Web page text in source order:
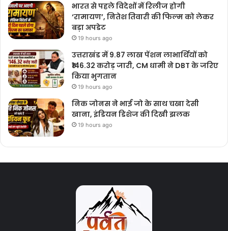
भारत से पहले विदेशों में रिलीज होगी
‘रामायण’, नितेश तिवारी की फिल्म को लेकर
बड़ा अपडेट
19 hours ago
उत्तराखंड में 9.87 लाख पेंशन लाभार्थियों को
₹146.32 करोड़ जारी, CM धामी ने DBT के जरिए
किया भुगतान
19 hours ago
निक जोनस ने भाई जो के साथ चखा देसी
खाना, इंडियन डिशेज की दिखी झलक
19 hours ago